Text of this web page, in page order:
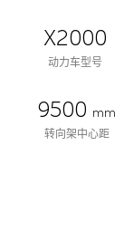
X2000
动力车型号
9500 mm
转向架中心距